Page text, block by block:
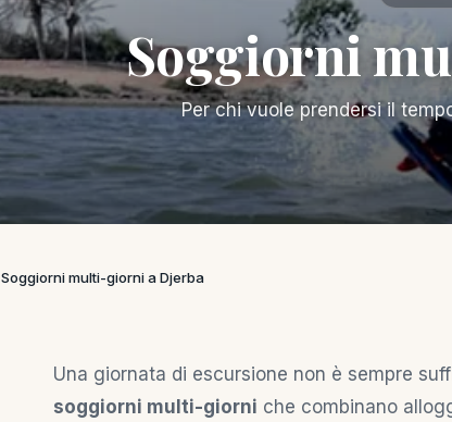
Soggiorni
Per chi vuole prendersi il
Soggiorni multi-giorni a Djerba
Una giornata di escursione non è sempre
soggiorni multi-giorni che combinano